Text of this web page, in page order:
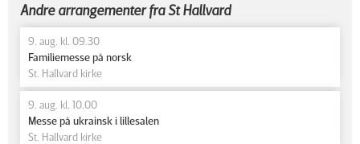
Andre arrangementer fra St Hallvard
9. aug. kl. 09.30
Familiemesse på norsk
St. Hallvard kirke
9. aug. kl. 10.00
Messe på ukrainsk i lillesalen
St. Hallvard kirke